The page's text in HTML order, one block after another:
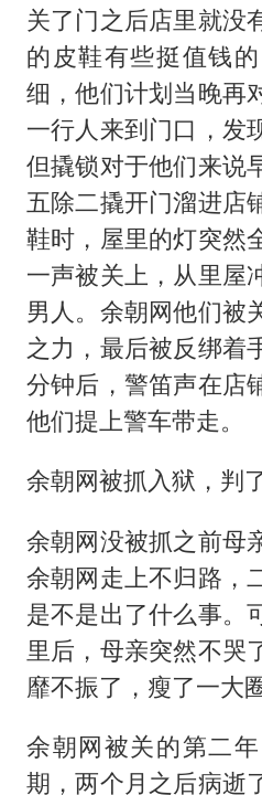
关了门之后店里就没
的皮鞋有些挺值钱
细，他们计划当晚再
一行人来到门口，发
但撬锁对于他们来说
五除二撬开门溜进店
鞋时，屋里的灯突然
一声被关上，从里屋
男人。余朝网他们被
之力，最后被反绑着
分钟后，警笛声在店
他们提上警车带走。
余朝网被抓入狱，判
余朝网没被抓之前母
余朝网走上不归路，
是不是出了什么事。
里后，母亲突然不哭
靡不振了，瘦了一大圈
余朝网被关的第二
期，两个月之后病逝